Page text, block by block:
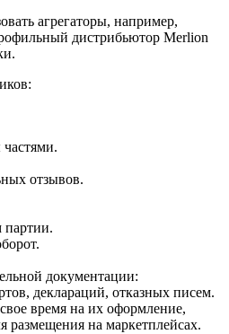
агрегаторы, например,
дистрибьютор Merlion
отзывов.
документации:
деклараций, отказных писем.
время на их оформление,
размещения на маркетплейсах.